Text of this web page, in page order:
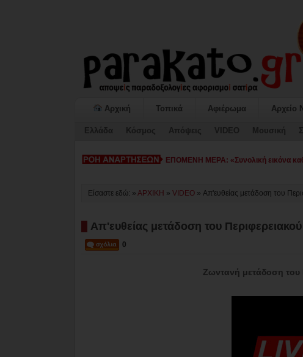
Αρχική Τοπικά Αφιέρωμα Αρχείο
Ελλάδα Κόσμος Απόψεις VIDEO Μουσική
ΕΠΟΜΕΝΗ ΜΕΡΑ: «Συνολική εικόνα
Είσαστε εδώ: » ΑΡΧΙΚΗ » VIDEO » Απ'ευθείας μετάδοση του
Απ'ευθείας μετάδοση του
0
Ζωντανή μετάδοση του